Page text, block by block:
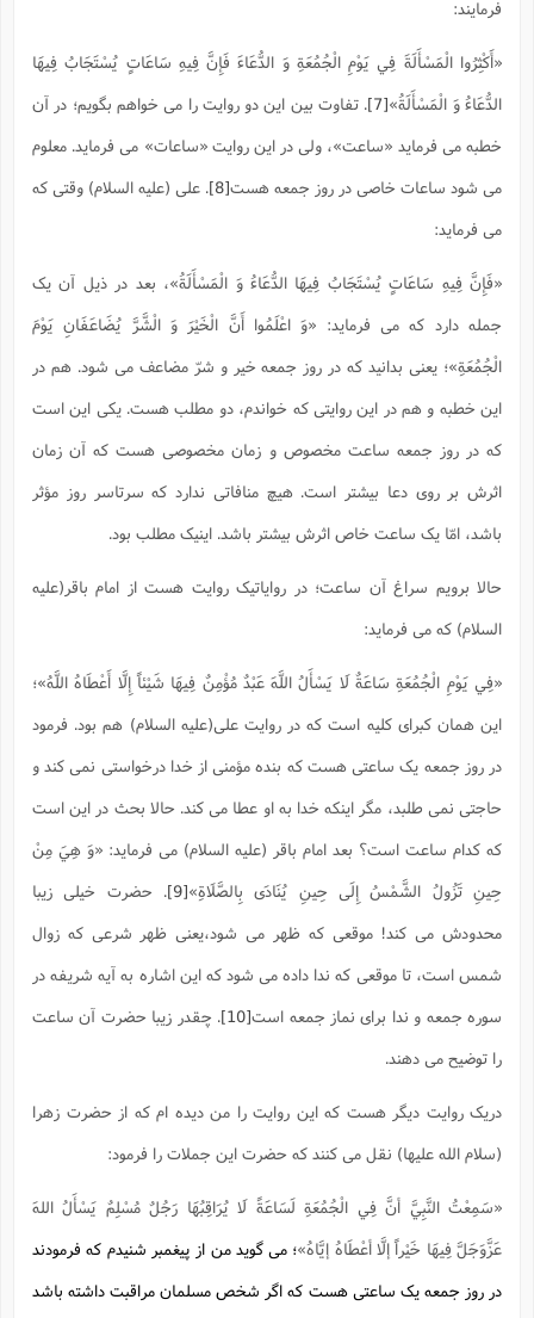
فرمایند:
«أَكْثِرُوا الْمَسْأَلَةَ فِي يَوْمِ الْجُمُعَةِ وَ الدُّعَاءَ فَإِنَّ فِيهِ سَاعَاتٍ يُسْتَجَابُ فِيهَا
الدُّعَاءُ وَ الْمَسْأَلَةُ»[7]
. تفاوت بین این دو روایت را می خواهم بگویم؛ در آن
خطبه می فرماید «ساعت»، ولی در این روایت «ساعات» می فرماید. معلوم
می شود ساعات خاصی در روز جمعه هست[8]
. علی (علیه السلام) وقتی که
می فرماید:
«فَإِنَّ فِيهِ سَاعَاتٍ يُسْتَجَابُ فِيهَا الدُّعَاءُ وَ الْمَسْأَلَةُ»، بعد در ذیل آن یک
جمله دارد که می فرماید: «وَ اعْلَمُوا أَنَّ الْخَيْرَ وَ الْشَّرَّ يُضَاعَفَانِ يَوْمَ
الْجُمُعَةِ»؛ یعنی بدانید که در روز جمعه خیر و شرّ مضاعف می شود. هم در
این خطبه و هم در این روایتی که خواندم، دو مطلب هست. یکی این است
که در روز جمعه ساعت مخصوص و زمان مخصوصی هست که آن زمان
اثرش بر روی دعا بیشتر است. هیچ منافاتی ندارد که سرتاسر روز مؤثر
باشد، امّا یک ساعت خاص اثرش بیشتر باشد. اینیک مطلب بود.
حالا برویم سراغ آن ساعت؛ در روایاتیک روایت هست از امام باقر(علیه
السلام) که می فرماید:
«فِي يَوْمِ الْجُمُعَةِ سَاعَةٌ لَا يَسْأَلُ اللَّهَ عَبْدٌ مُؤْمِنٌ فِيهَا شَيْئاً إِلَّا أَعْطَاهُ اللَّهُ»؛
این همان کبرای کلیه است که در روایت علی(علیه السلام) هم بود. فرمود
در روز جمعه یک ساعتی هست که بنده مؤمنی از خدا درخواستی نمی کند و
حاجتی نمی طلبد، مگر اینکه خدا به او عطا می کند. حالا بحث در این است
که کدام ساعت است؟ بعد امام باقر (علیه السلام) می فرماید: «وَ هِيَ مِنْ
حِينِ تَزُولُ الشَّمْسُ إِلَى حِينِ يُنَادَى بِالصَّلَاةِ»[9]
. حضرت خیلی زیبا
محدودش می کند! موقعی که ظهر می شود،یعنی ظهر شرعی که زوال
شمس است، تا موقعی که ندا داده می شود که این اشاره به آیه شریفه در
سوره جمعه و ندا برای نماز جمعه است[10]
. چقدر زیبا حضرت آن ساعت
را توضیح می دهند.
دریک روایت دیگر هست که این روایت را من دیده ام که از حضرت زهرا
(سلام الله علیها) نقل می کنند که حضرت این جملات را فرمود:
«سَمِعْتُ النَّبِيَّ أنَّ فِي الْجُمُعَةِ لَسَاعَةً لَا يُرَاقِبُهَا رَجُلٌ مُسْلِمٌ يَسْأَلُ اللهَ
عَزَّوَجَلَّ فِيهَا خَيْراً إلَّا أعْطَاهُ إيَّاهُ»؛ می گوید من از پیغمبر شنیدم که فرمودند
در روز جمعه یک ساعتی هست که اگر شخص مسلمان مراقبت داشته باشد